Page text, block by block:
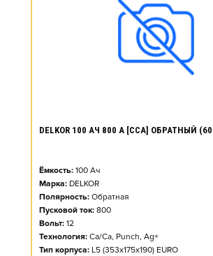
DELKOR 100 АЧ 800 А [CCA] ОБРАТНЫЙ
Ёмкость: 100 Ач
Марка: DELKOR
Полярность: Обратная
Пусковой ток: 800
Вольт: 12
Технология: Ca/Ca, Punch, Ag+
Тип корпуса: L5 (353x175x190) EURO